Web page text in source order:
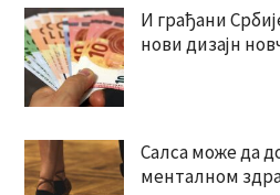
И грађани
нови дизајн
Салса може да
менталном